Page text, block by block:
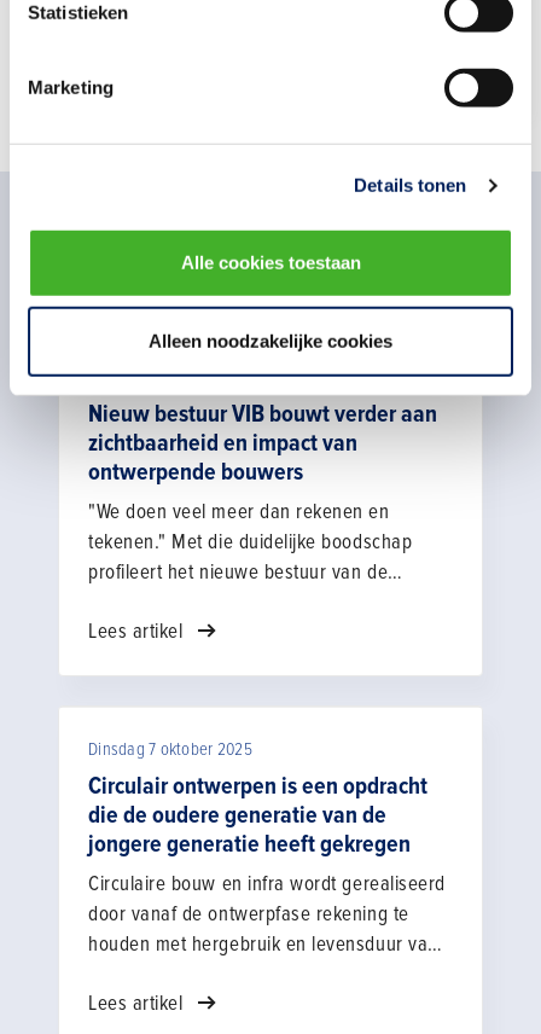
Statistieken
Marketing
Details tonen
Alle cookies toestaan
Alleen noodzakelijke cookies
Gerelateerd nieuws
Dinsdag 30 juni 2026
Nieuw bestuur VIB bouwt verder aan
zichtbaarheid en impact van
ontwerpende bouwers
"We doen veel meer dan rekenen en
tekenen." Met die duidelijke boodschap
profileert het nieuwe bestuur van de
Bouwbedrijven (VIB) zich de komende jaren
vertaalslag van ontwerp naar uitvoering.
"Wij brengen een plan echt tot leven
buiten”, zegt voorzitter Don Postma. “Juist
die combinatie van ontwerpkennis en
praktijkervaring willen we sterker
uitdragen.”
Lees artikel
Dinsdag 7 oktober 2025
Circulair ontwerpen is een opdracht
die de oudere generatie van de
jongere generatie heeft gekregen
Circulaire bouw en infra wordt gerealiseerd
door vanaf de ontwerpfase rekening te
houden met hergebruik en levensduur van
opdrachtgevers en -nemers en toepassing
Lees artikel